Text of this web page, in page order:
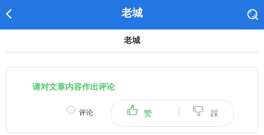
老城
老城
请对文章内容作出评论
赞 踩
评论